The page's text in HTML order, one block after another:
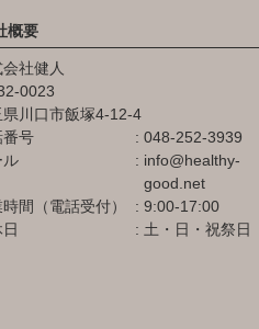
概要
社健人
0023
県川口市飯塚4-12-4
番号
048-252-3939
ル
info@healthy-
good.net
間（電話受付）
9:00-17:00
土・日・祝祭日